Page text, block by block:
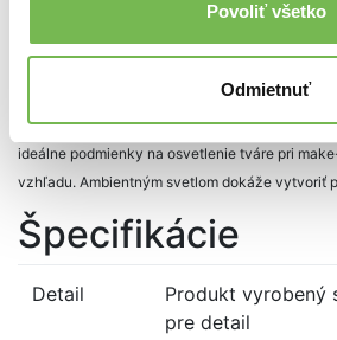
Povoliť všetko
Odmietnuť
Popis
Bez ohľadu na štýl Vášho bývania, okrúhle
harmonicky dotvoriť priestor a výkonným
ideálne podmienky na osvetlenie tváre pri
vzhľadu. Ambientným svetlom dokáže vytvoriť
Špecifikácie
Detail
Produkt vyrobený
pre detail